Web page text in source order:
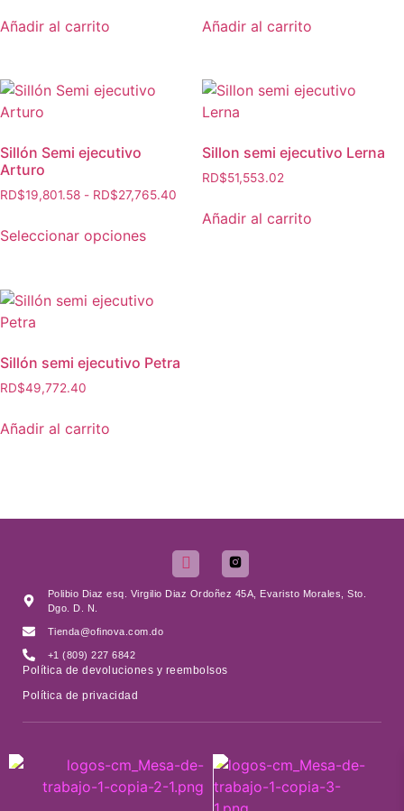
Añadir al carrito Añadir al carrito
Sillón Semi ejecutivo
Arturo
RD$19,801.58 - RD$27,765.40
Seleccionar opciones
Sillon semi ejecutivo Lerna
RD$51,553.02
Añadir al carrito
Sillón semi ejecutivo Petra
RD$49,772.40
Añadir al carrito
Polibio Diaz esq. Virgilio Diaz Ordoñez 45A, Evaristo Morales, Sto.
Dgo. D. N.
Tienda@ofinova.com.do
+1 (809) 227 6842
Política de devoluciones y reembolsos
Política de privacidad